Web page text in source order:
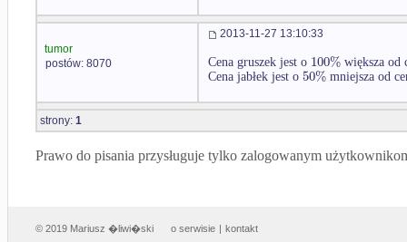
tumor
postów: 8070
2013-11-27 13:10:33
Cena gruszek jest o 100% większa od
Cena jabłek jest o 50% mniejsza od
strony: 1
Prawo do pisania przysługuje tylko zalogowanym
© 2019 Mariusz �liwi�ski o serwisie | kontakt